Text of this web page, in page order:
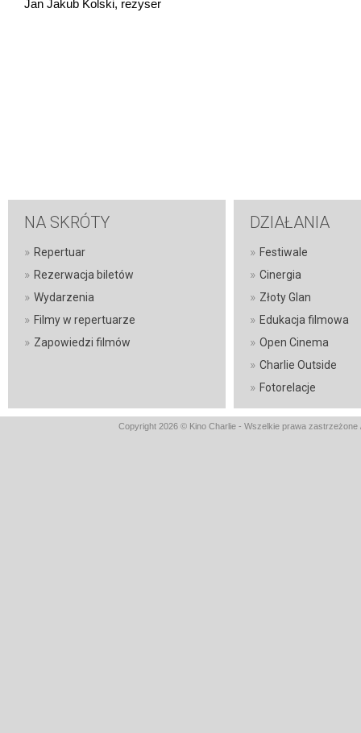
Jan Jakub Kolski, reżyser
NA SKRÓTY
» Repertuar
» Rezerwacja biletów
» Wydarzenia
» Filmy w repertuarze
» Zapowiedzi filmów
DZIAŁANIA
» Festiwale
» Cinergia
» Złoty Glan
» Edukacja filmowa
» Open Cinema
» Charlie Outside
» Fotorelacje
Copyright 2026 © Kino Charlie - Wszelkie prawa zastrzeżone